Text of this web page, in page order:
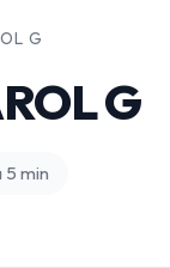
G
G
min